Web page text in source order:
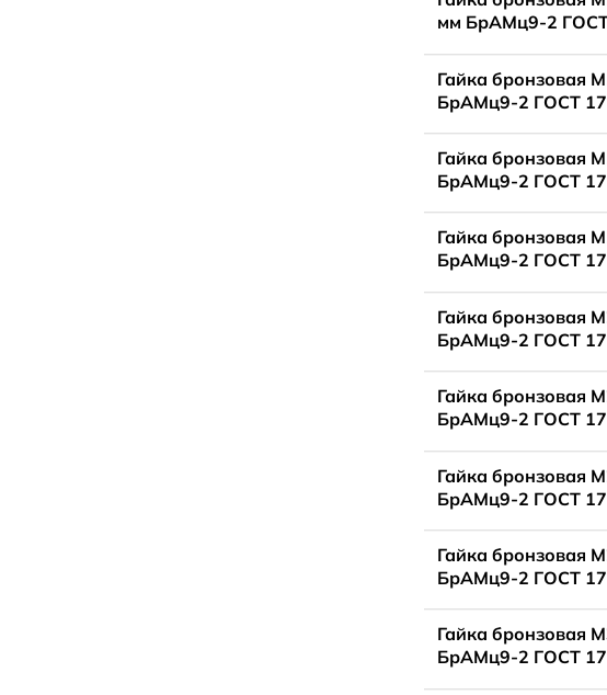
мм БрАМц9-2
Гайка бронзовая
БрАМц9-2 ГОСТ
Гайка бронзовая
БрАМц9-2 ГОСТ
Гайка бронзовая
БрАМц9-2 ГОСТ
Гайка бронзовая
БрАМц9-2 ГОСТ
Гайка бронзовая
БрАМц9-2 ГОСТ
Гайка бронзовая
БрАМц9-2 ГОСТ
Гайка бронзовая
БрАМц9-2 ГОСТ
Гайка бронзовая
БрАМц9-2 ГОСТ